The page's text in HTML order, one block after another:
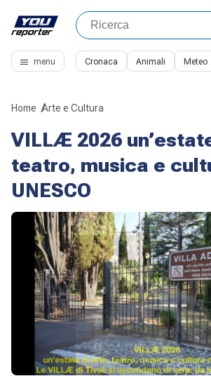
menu Cronaca Animali Meteo
Home Arte e Cultura
VILLÆ 2026
teatro, musica e
UNESCO